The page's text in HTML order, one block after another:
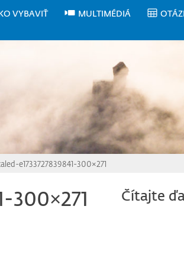
VYBAVIŤ MULTIMÉDIÁ
e1733727839841-300×271
300×271 Čítajte